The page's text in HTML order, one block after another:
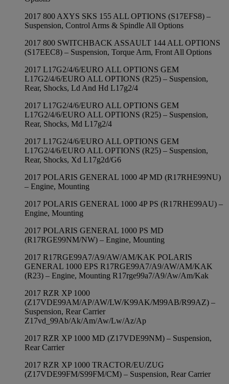
2017 800 AXYS SKS 155 ALL OPTIONS (S17EFS8) –
Suspension, Control Arms & Spindle All Options
2017 800 SWITCHBACK ASSAULT 144 ALL OPTIONS
(S17EEC8) – Suspension, Torque Arm, Front All Options
2017 L17G2/4/6/EURO ALL OPTIONS GEM
L17G2/4/6/EURO ALL OPTIONS (R25) – Suspension,
Rear, Shocks, Ld And Hd L17g2/4
2017 L17G2/4/6/EURO ALL OPTIONS GEM
L17G2/4/6/EURO ALL OPTIONS (R25) – Suspension,
Rear, Shocks, Md L17g2/4
2017 L17G2/4/6/EURO ALL OPTIONS GEM
L17G2/4/6/EURO ALL OPTIONS (R25) – Suspension,
Rear, Shocks, Xd L17g2d/G6
2017 POLARIS GENERAL 1000 4P MD (R17RHE99NU)
– Engine, Mounting
2017 POLARIS GENERAL 1000 4P PS (R17RHE99AU) –
Engine, Mounting
2017 POLARIS GENERAL 1000 PS MD
(R17RGE99NM/NW) – Engine, Mounting
2017 R17RGE99A7/A9/AW/AM/KAK POLARIS
GENERAL 1000 EPS R17RGE99A7/A9/AW/AM/KAK
(R23) – Engine, Mounting R17rge99a7/A9/Aw/Am/Kak
2017 RZR XP 1000
(Z17VDE99AM/AP/AW/LW/K99AK/M99AB/R99AZ) –
Suspension, Rear Carrier
Z17vd_99Ab/Ak/Am/Aw/Lw/Az/Ap
2017 RZR XP 1000 MD (Z17VDE99NM) – Suspension,
Rear Carrier
2017 RZR XP 1000 TRACTOR/EU/ZUG
(Z17VDE99FM/S99FM/CM) – Suspension, Rear Carrier